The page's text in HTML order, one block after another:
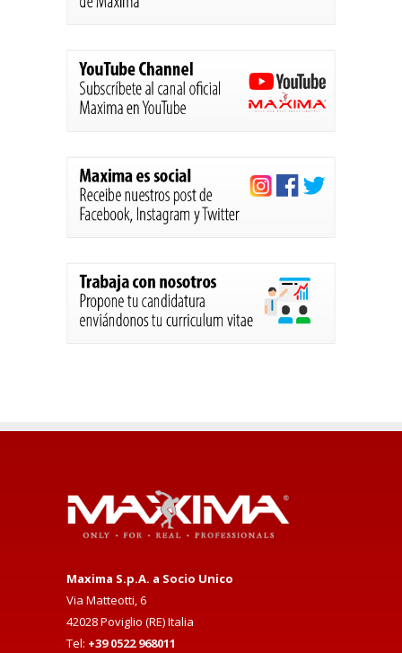
Maxima S.p.A. a Socio Unico
Via Matteotti, 6
42028 Poviglio (RE) Italia
Tel: +39 0522 968011